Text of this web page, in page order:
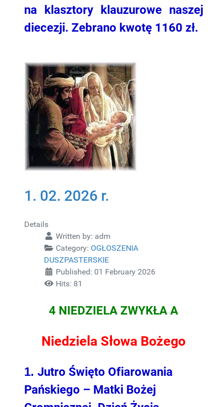
na klasztory klauzurowe naszej
diecezji. Zebrano kwotę 1160 zł.
1. 02. 2026 r.
Details
Written by: adm
Category: OGŁOSZENIA
DUSZPASTERSKIE
Published: 01 February 2026
Hits: 81
4 NIEDZIELA ZWYKŁA A
Niedziela Słowa Bożego
1. Jutro Święto Ofiarowania
Pańskiego – Matki Bożej